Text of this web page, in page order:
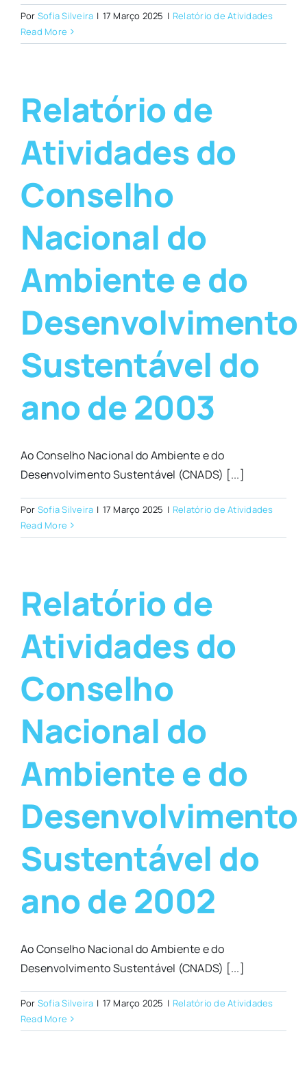
Por Sofia Silveira | 17 Março 2025 | Relatório de Atividades
Read More
Relatório de
Atividades do
Conselho
Nacional do
Ambiente e do
Desenvolvimento
Sustentável do
ano de 2003
Ao Conselho Nacional do Ambiente e do
Desenvolvimento Sustentável (CNADS) [...]
Por Sofia Silveira | 17 Março 2025 | Relatório de Atividades
Read More
Relatório de
Atividades do
Conselho
Nacional do
Ambiente e do
Desenvolvimento
Sustentável do
ano de 2002
Ao Conselho Nacional do Ambiente e do
Desenvolvimento Sustentável (CNADS) [...]
Por Sofia Silveira | 17 Março 2025 | Relatório de Atividades
Read More